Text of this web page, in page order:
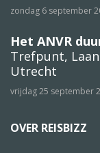
zondag 6 september
Het ANVR
Trefpunt,
Utrecht
vrijdag 25 september
OVER REISBIZZ